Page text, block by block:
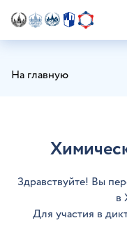
На главную
Здравствуйте! Вы
в
Для участия в